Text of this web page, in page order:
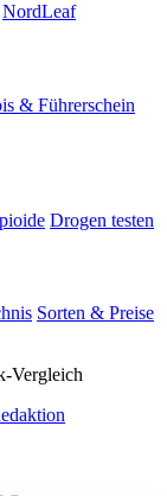
NordLeaf
& Führerschein
Drogen testen
Sorten & Preise
Vergleich